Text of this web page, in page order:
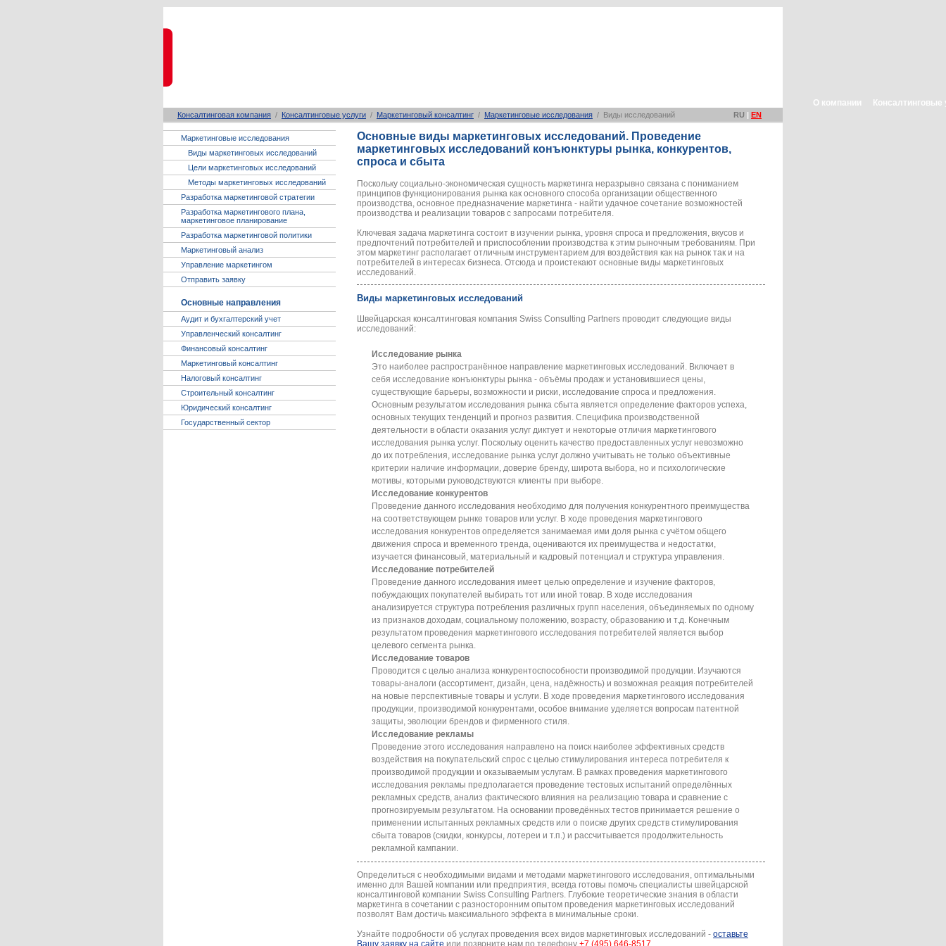
О компании Консалтинговые
Консалтинговая компания / Консалтинговые услуги / Маркетинговый консалтинг / Маркетинговые исследования / Виды исследований RU | EN
Маркетинговые исследования
Виды маркетинговых исследований
Цели маркетинговых исследований
Методы маркетинговых исследований
Разработка маркетинговой стратегии
Разработка маркетингового плана,
маркетинговое планирование
Разработка маркетинговой политики
Маркетинговый анализ
Управление маркетингом
Отправить заявку
Основные направления
Аудит и бухгалтерский учет
Управленческий консалтинг
Финансовый консалтинг
Маркетинговый консалтинг
Налоговый консалтинг
Строительный консалтинг
Юридический консалтинг
Государственный сектор
Основные виды маркетинговых исследований. Проведение
маркетинговых исследований конъюнктуры рынка, конкурентов,
спроса и сбыта
Поскольку социально-экономическая сущность маркетинга неразрывно связана с пониманием
принципов функционирования рынка как основного способа организации общественного
производства, основное предназначение маркетинга - найти удачное сочетание возможностей
производства и реализации товаров с запросами потребителя.
Ключевая задача маркетинга состоит в изучении рынка, уровня спроса и предложения, вкусов и
предпочтений потребителей и приспособлении производства к этим рыночным требованиям. При
этом маркетинг располагает отличным инструментарием для воздействия как на рынок так и на
потребителей в интересах бизнеса. Отсюда и проистекают основные виды маркетинговых
исследований.
Виды маркетинговых исследований
Швейцарская консалтинговая компания Swiss Consulting Partners проводит следующие виды
исследований:
Исследование рынка
Это наиболее распространённое направление маркетинговых исследований. Включает в
себя исследование конъюнктуры рынка - объёмы продаж и установившиеся цены,
существующие барьеры, возможности и риски, исследование спроса и предложения.
Основным результатом исследования рынка сбыта является определение факторов успеха,
основных текущих тенденций и прогноз развития. Специфика производственной
деятельности в области оказания услуг диктует и некоторые отличия маркетингового
исследования рынка услуг. Поскольку оценить качество предоставленных услуг невозможно
до их потребления, исследование рынка услуг должно учитывать не только объективные
критерии наличие информации, доверие бренду, широта выбора, но и психологические
мотивы, которыми руководствуются клиенты при выборе.
Исследование конкурентов
Проведение данного исследования необходимо для получения конкурентного преимущества
на соответствующем рынке товаров или услуг. В ходе проведения маркетингового
исследования конкурентов определяется занимаемая ими доля рынка с учётом общего
движения спроса и временного тренда, оцениваются их преимущества и недостатки,
изучается финансовый, материальный и кадровый потенциал и структура управления.
Исследование потребителей
Проведение данного исследования имеет целью определение и изучение факторов,
побуждающих покупателей выбирать тот или иной товар. В ходе исследования
анализируется структура потребления различных групп населения, объединяемых по одному
из признаков доходам, социальному положению, возрасту, образованию и т.д. Конечным
результатом проведения маркетингового исследования потребителей является выбор
целевого сегмента рынка.
Исследование товаров
Проводится с целью анализа конкурентоспособности производимой продукции. Изучаются
товары-аналоги (ассортимент, дизайн, цена, надёжность) и возможная реакция потребителей
на новые перспективные товары и услуги. В ходе проведения маркетингового исследования
продукции, производимой конкурентами, особое внимание уделяется вопросам патентной
защиты, эволюции брендов и фирменного стиля.
Исследование рекламы
Проведение этого исследования направлено на поиск наиболее эффективных средств
воздействия на покупательский спрос с целью стимулирования интереса потребителя к
производимой продукции и оказываемым услугам. В рамках проведения маркетингового
исследования рекламы предполагается проведение тестовых испытаний определённых
рекламных средств, анализ фактического влияния на реализацию товара и сравнение с
прогнозируемым результатом. На основании проведённых тестов принимается решение о
применении испытанных рекламных средств или о поиске других средств стимулирования
сбыта товаров (скидки, конкурсы, лотереи и т.п.) и рассчитывается продолжительность
рекламной кампании.
Определиться с необходимыми видами и методами маркетингового исследования, оптимальными
именно для Вашей компании или предприятия, всегда готовы помочь специалисты швейцарской
консалтинговой компании Swiss Consulting Partners. Глубокие теоретические знания в области
маркетинга в сочетании с разносторонним опытом проведения маркетинговых исследований
позволят Вам достичь максимального эффекта в минимальные сроки.
Узнайте подробности об услугах проведения всех видов маркетинговых исследований - оставьте
Вашу заявку на сайте или позвоните нам по телефону +7 (495) 646-8517